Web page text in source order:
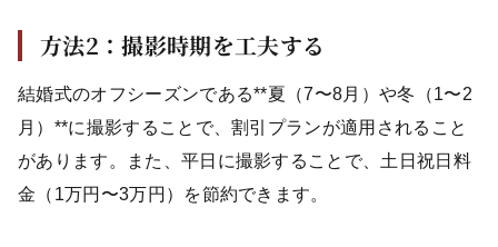
方法2：撮影時期を工夫する
結婚式のオフシーズンである**夏（7〜8月）や冬（1〜2
月）**に撮影することで、割引プランが適用されること
があります。また、平日に撮影することで、土日祝日料
金（1万円〜3万円）を節約できます。